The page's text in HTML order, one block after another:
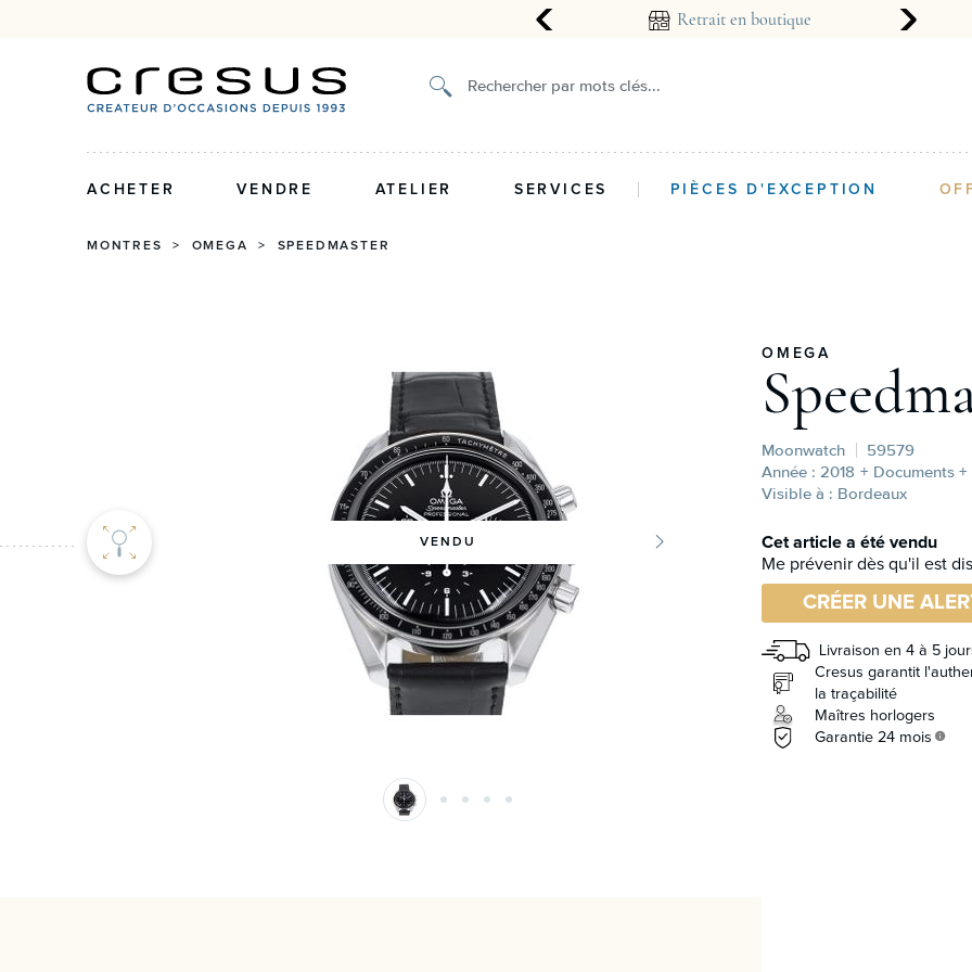
Authenticité certifiée et garantie 2 ans Retrait en boutique
Rechercher par mots clés...
ACHETER VENDRE ATELIER SERVICES PIÈCES D'EXCEPTION
MONTRES > OMEGA > SPEEDMASTER
VENDU
OMEGA
Moonwatch
59579
Année : 2018 + Documents +
Visible à : Bordeaux
Cet article a été vendu
Me prévenir dès qu'il est
CRÉER UNE
Livraison en 4 à 5
Cresus garantit
la traçabilité
Maîtres horlogers
Garantie 24 mois info